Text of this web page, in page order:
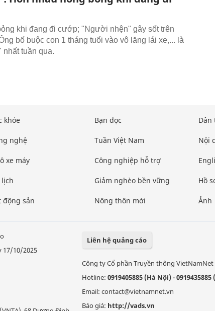
khi đang đi cướp; "Người nhện" gây sốt trên
bố buộc con 1 tháng tuổi vào vô lăng lái xe,... là
tuần qua.
khỏe
nghệ
xe máy
lịch
động sản
Bạn đọc
Tuần Việt Nam
Công nghiệp hỗ trợ
Giảm nghèo bền vững
Nông thôn mới
Dân
Nội
Hồ
Ảnh
17/10/2025
Liên hệ quảng cáo
Công ty Cổ phần Truyền thông VietNamNet
Hotline: 0919405885 (Hà Nội)-0919435885
Email: contact@vietnamnet.vn
Báo giá: http://vads.vn